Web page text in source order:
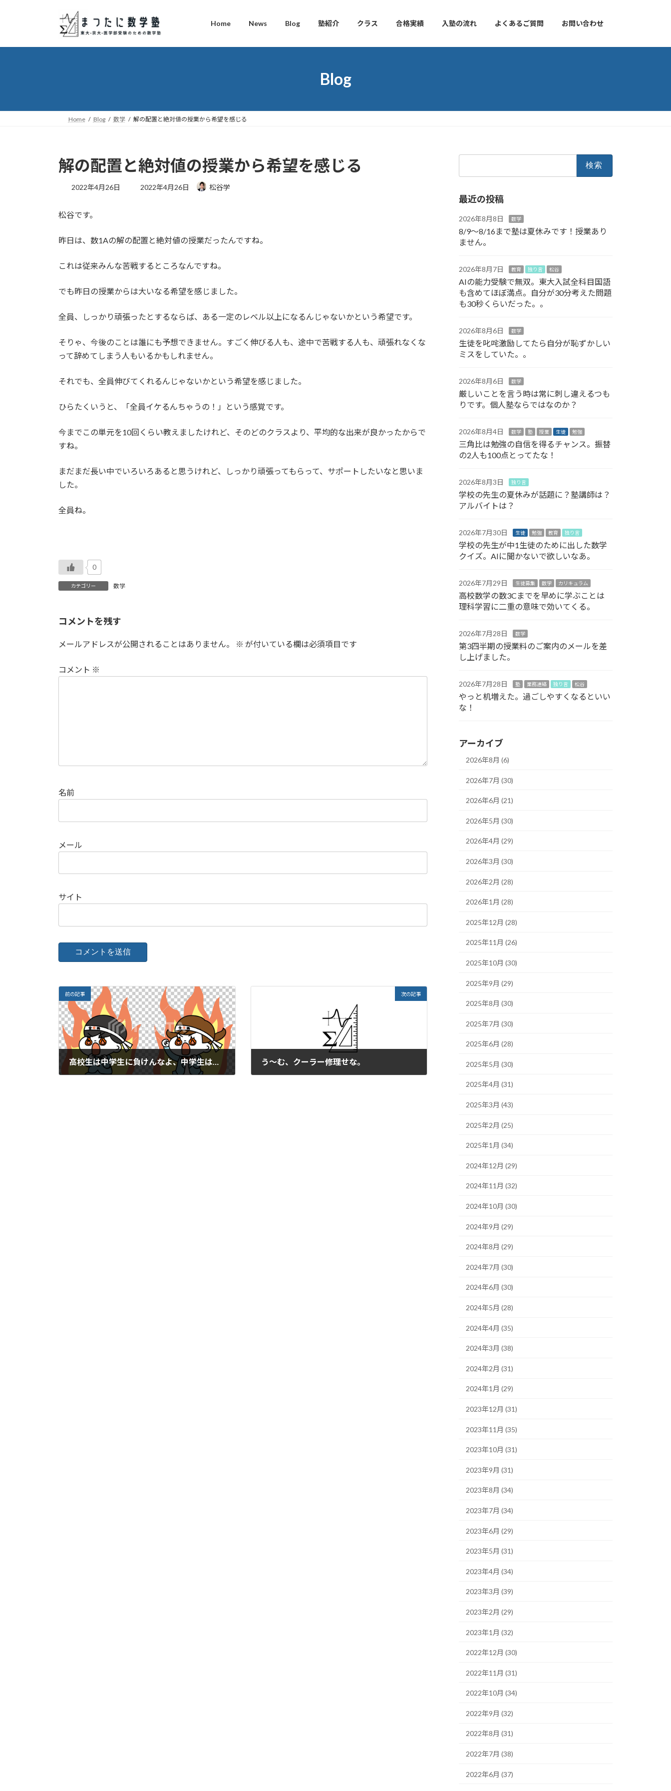
プ
動
Home News Blog 塾紹介 クラス 合格実績 入塾の流れ よくあるご質問 お問い合わせ
Blog
Home Blog 数学 解の配置と絶対値の授業から希望を感じる
解の配置と絶対値の授業から希望を感じる
2022年4月26日
最
時
:
2022年4月26日 松谷学
松谷です。
昨日は、数1Aの解の配置と絶対値の授業だったんですね。
これは従来みんな苦戦するところなんですね。
でも昨日の授業からは大いなる希望を感じました。
全員、しっかり頑張ったとするならば、ある一定のレベル以上になるんじゃないかという希望です。
そりゃ、今後のことは誰にも予想できません。すごく伸びる人も、途中で苦戦する人も、頑張れなくな
って辞めてしまう人もいるかもしれません。
それでも、全員伸びてくれるんじゃないかという希望を感じました。
ひらたくいうと、「全員イケるんちゃうの！」という感覚です。
今までこの単元を10回くらい教えましたけれど、そのどのクラスより、平均的な出来が良かったからで
すね。
まだまだ長い中でいろいろあると思うけれど、しっかり頑張ってもらって、サポートしたいなと思いま
した。
全員ね。
0
カテゴリー 数学
コメントを残す
メールアドレスが公開されることはありません。 ※ が付いている欄は必須項目です
コメント ※
名前
メール
サイト
前の記事 次の記事
う～む、クーラー修理せな。
最近の投稿
2026年8月8日 数学
8/9～8/16まで塾は夏休みです！授業あり
ません。
2026年8月7日 教育 独り言 松谷
AIの能力受験で無双。東大入試全科目国語
も含めてほぼ満点。自分が30分考えた問題
も30秒くらいだった。。
2026年8月6日 数学
生徒を叱咤激励してたら自分が恥ずかしい
ミスをしていた。。
2026年8月6日 数学
厳しいことを言う時は常に刺し違えるつも
りです。個人塾ならではなのか？
2026年8月4日 数学 塾 授業 生徒 勉強
三角比は勉強の自信を得るチャンス。振替
の2人も100点とってたな！
2026年8月3日 独り言
学校の先生の夏休みが話題に？塾講師は？
アルバイトは？
2026年7月30日 生徒 勉強 教育 独り言
学校の先生が中1生徒のために出した数学
クイズ。AIに聞かないで欲しいなあ。
2026年7月29日 生徒募集 数学 カリキュラム
高校数学の数3Cまでを早めに学ぶことは
理科学習に二重の意味で効いてくる。
2026年7月28日 数学
第3四半期の授業料のご案内のメールを差
し上げました。
2026年7月28日 塾 業務連絡 独り言 松谷
やっと机増えた。過ごしやすくなるといい
な！
アーカイブ
2026年8月 (6)
2026年7月 (30)
2026年6月 (21)
2026年5月 (30)
2026年4月 (29)
2026年3月 (30)
2026年2月 (28)
2026年1月 (28)
2025年12月 (28)
2025年11月 (26)
2025年10月 (30)
2025年9月 (29)
2025年8月 (30)
2025年7月 (30)
2025年6月 (28)
2025年5月 (30)
2025年4月 (31)
2025年3月 (43)
2025年2月 (25)
2025年1月 (34)
2024年12月 (29)
2024年11月 (32)
2024年10月 (30)
2024年9月 (29)
2024年8月 (29)
2024年7月 (30)
2024年6月 (30)
2024年5月 (28)
2024年4月 (35)
2024年3月 (38)
2024年2月 (31)
2024年1月 (29)
2023年12月 (31)
2023年11月 (35)
2023年10月 (31)
2023年9月 (31)
2023年8月 (34)
2023年7月 (34)
2023年6月 (29)
2023年5月 (31)
2023年4月 (34)
2023年3月 (39)
2023年2月 (29)
2023年1月 (32)
2022年12月 (30)
2022年11月 (31)
2022年10月 (34)
2022年9月 (32)
2022年8月 (31)
2022年7月 (38)
2022年6月 (37)